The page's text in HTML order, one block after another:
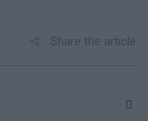
Share the article